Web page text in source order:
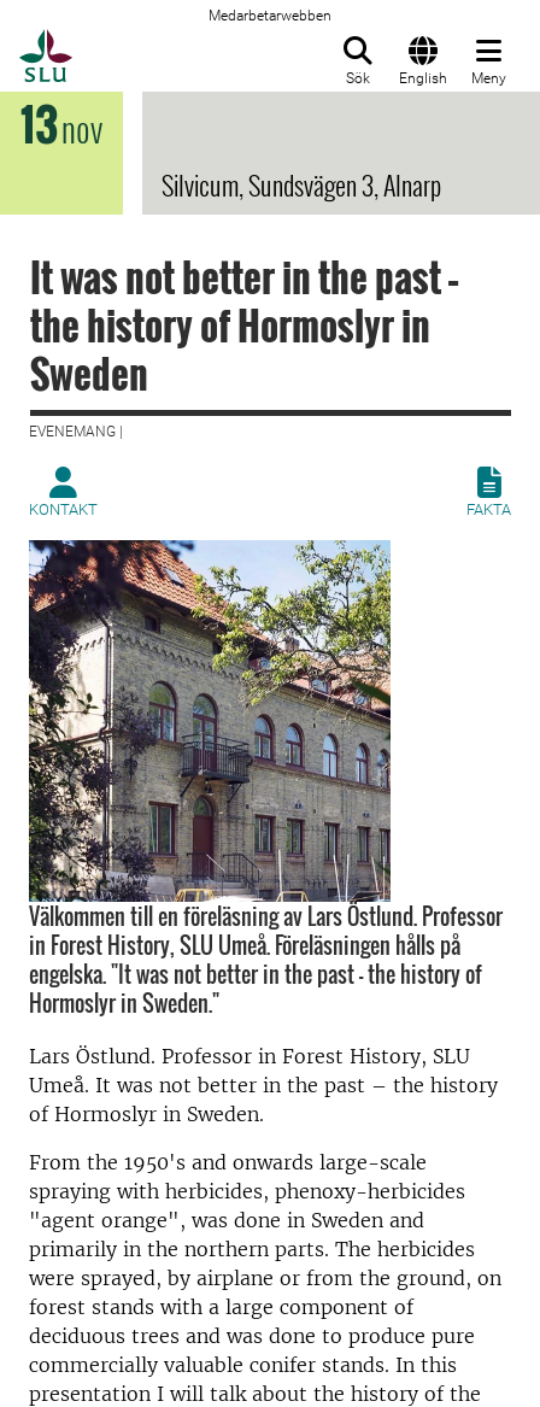
Medarbetarwebben
Sök English Meny
13nov
Silvicum, Sundsvägen 3, Alnarp
It was not better in the past –
the history of Hormoslyr in
Sweden
EVENEMANG |
KONTAKT FAKTA
Välkommen till en föreläsning av Lars Östlund. Professor
in Forest History, SLU Umeå. Föreläsningen hålls på
engelska. "It was not better in the past – the history of
Hormoslyr in Sweden."
Lars Östlund. Professor in Forest History, SLU
Umeå. It was not better in the past – the history
of Hormoslyr in Sweden.
From the 1950's and onwards large-scale
spraying with herbicides, phenoxy-herbicides
"agent orange", was done in Sweden and
primarily in the northern parts. The herbicides
were sprayed, by airplane or from the ground, on
forest stands with a large component of
deciduous trees and was done to produce pure
commercially valuable conifer stands. In this
presentation I will talk about the history of the